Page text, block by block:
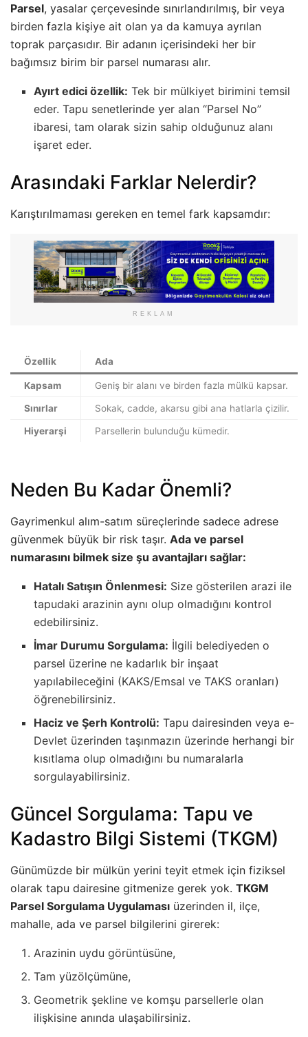
Parsel, yasalar çerçevesinde sınırlandırılmış, bir veya
birden fazla kişiye ait olan ya da kamuya ayrılan
toprak parçasıdır. Bir adanın içerisindeki her bir
bağımsız birim bir parsel numarası alır.
Ayırt edici özellik: Tek bir mülkiyet birimini temsil
eder. Tapu senetlerinde yer alan “Parsel No”
ibaresi, tam olarak sizin sahip olduğunuz alanı
işaret eder.
Arasındaki Farklar Nelerdir?
Karıştırılmaması gereken en temel fark kapsamdır:
REKLAM
Özellik Ada
Kapsam Geniş bir alanı ve birden fazla mülkü kapsar.
Sınırlar Sokak, cadde, akarsu gibi ana hatlarla çizilir.
Hiyerarşi Parsellerin bulunduğu kümedir.
Neden Bu Kadar Önemli?
Gayrimenkul alım-satım süreçlerinde sadece adrese
güvenmek büyük bir risk taşır. Ada ve parsel
numarasını bilmek size şu avantajları sağlar:
Hatalı Satışın Önlenmesi: Size gösterilen arazi ile
tapudaki arazinin aynı olup olmadığını kontrol
edebilirsiniz.
İmar Durumu Sorgulama: İlgili belediyeden o
parsel üzerine ne kadarlık bir inşaat
yapılabileceğini (KAKS/Emsal ve TAKS oranları)
öğrenebilirsiniz.
Haciz ve Şerh Kontrolü: Tapu dairesinden veya e-
Devlet üzerinden taşınmazın üzerinde herhangi bir
kısıtlama olup olmadığını bu numaralarla
sorgulayabilirsiniz.
Güncel Sorgulama: Tapu ve
Kadastro Bilgi Sistemi (TKGM)
Günümüzde bir mülkün yerini teyit etmek için fiziksel
olarak tapu dairesine gitmenize gerek yok. TKGM
Parsel Sorgulama Uygulaması üzerinden il, ilçe,
mahalle, ada ve parsel bilgilerini girerek:
Arazinin uydu görüntüsüne,
Tam yüzölçümüne,
Geometrik şekline ve komşu parsellerle olan
ilişkisine anında ulaşabilirsiniz.